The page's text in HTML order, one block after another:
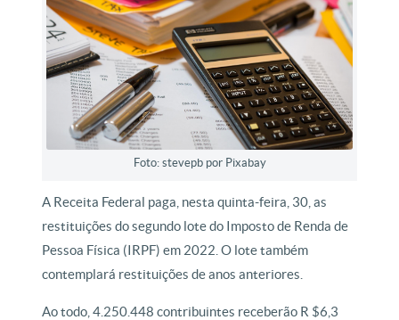
Foto: stevepb por Pixabay
A Receita Federal paga, nesta quinta-feira, 30, as
restituições do segundo lote do Imposto de Renda de
Pessoa Física (IRPF) em 2022. O lote também
contemplará restituições de anos anteriores.
Ao todo, 4.250.448 contribuintes receberão R $6,3